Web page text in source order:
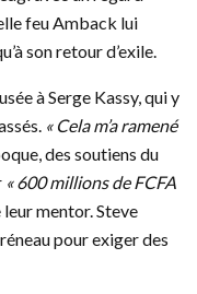
feu Amback lui
son retour d’exile.
à Serge Kassy, qui y
« Cela m’a ramené
des soutiens du
« 600 millions de FCFA
mentor. Steve
pour exiger des